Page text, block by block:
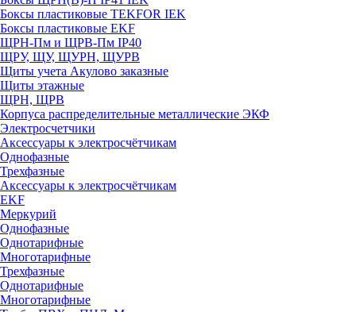
Боксы пластиковые TEKFOR IEK
Боксы пластиковые EKF
ЩРН-Пм и ЩРВ-Пм IP40
ЩРУ, ЩУ, ЩУРН, ЩУРВ
Щиты учета Акулово заказные
Щиты этажные
ЩРН, ЩРВ
Корпуса распределительные металлические ЭКФ
Электросчетчики
Аксессуары к электросчётчикам
Однофазные
Трехфазные
Аксессуары к электросчётчикам
EKF
Меркурий
Однофазные
Однотарифные
Многотарифные
Трехфазные
Однотарифные
Многотарифные